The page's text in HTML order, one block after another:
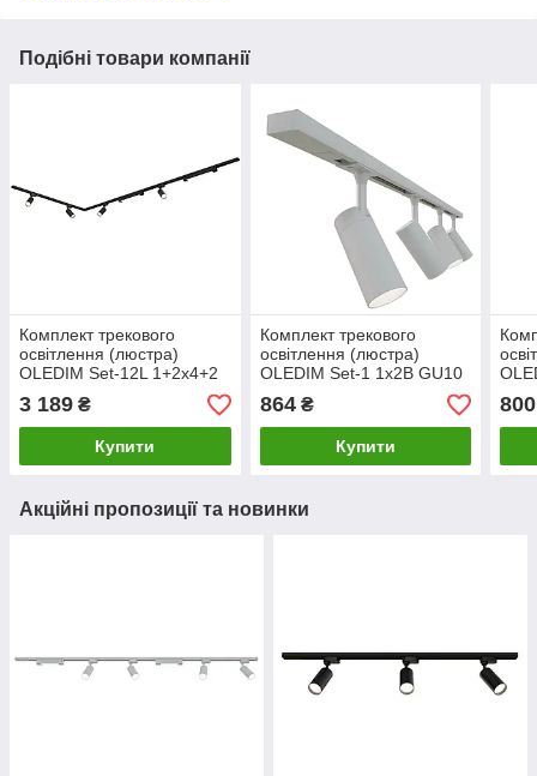
Подібні товари компанії
Комплект трекового
освітлення (люстра)
OLEDIM Set-12L 1+2x4+2
чорний
3 189 ₴
Купити
Комплект трекового
освітлення (люстра)
OLEDIM Set-1 1x2B GU10
білий
864₴
Купити
800
Акційні пропозиції та новинки